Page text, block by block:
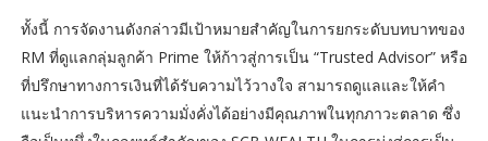
ทั้งนี้ การจัดงานดังกล่าวมีเป้าหมายสำคัญในการยกระดับบทบาทของ
RM ที่ดูแลกลุ่มลูกค้า Prime ให้ก้าวสู่การเป็น “Trusted Advisor” หรือ
ที่ปรึกษาทางการเงินที่ได้รับความไว้วางใจ สามารถดูแลและให้คำ
แนะนำการบริหารความมั่งคั่งได้อย่างมีคุณภาพในทุกภาวะตลาด ซึ่ง